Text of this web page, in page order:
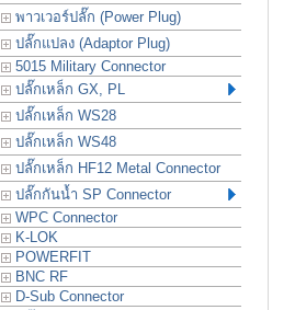
พาวเวอร์ปลั๊ก (Power Plug)
ปลั๊กแปลง (Adaptor Plug)
5015 Military Connector
ปลั๊กเหล็ก GX, PL
ปลั๊กเหล็ก WS28
ปลั๊กเหล็ก WS48
ปลั๊กเหล็ก HF12 Metal Connector
ปลั๊กกันน้ำ SP Connector
WPC Connector
K-LOK
POWERFIT
BNC RF
D-Sub Connector